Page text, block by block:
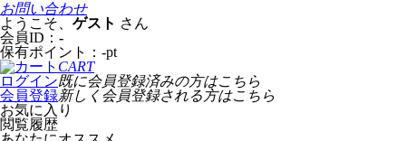
お問い合わせ
ようこそ、 ゲスト さん
会員ID： -
保有ポイント： -pt
CART
ログイン既に会員登録済みの方はこちら
会員登録新しく会員登録される方はこちら
お気に入り
閲覧履歴